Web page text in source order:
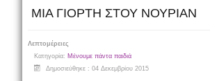
ΜΙΑ ΓΙΟΡΤΗ ΣΤΟΥ ΝΟΥΡΙΑΝ
Λεπτομέρειες
Κατηγορία: Μένουμε πάντα παιδιά
Δημοσιεύθηκε : 04 Δεκεμβρίου 2015